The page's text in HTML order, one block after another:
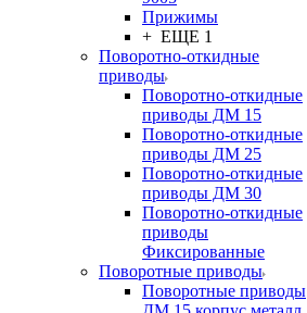
Прижимы
+ ЕЩЕ 1
Поворотно-откидные
приводы
Поворотно-откидные
приводы ДМ 15
Поворотно-откидные
приводы ДМ 25
Поворотно-откидные
приводы ДМ 30
Поворотно-откидные
приводы
Фиксированные
Поворотные приводы
Поворотные приводы